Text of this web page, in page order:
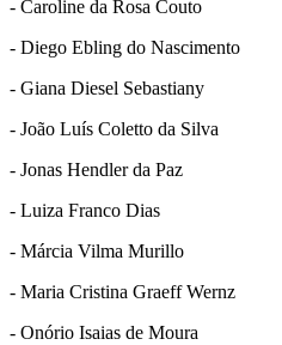
- Caroline da Rosa Couto
- Diego Ebling do Nascimento
- Giana Diesel Sebastiany
- João Luís Coletto da Silva
- Jonas Hendler da Paz
- Luiza Franco Dias
- Márcia Vilma Murillo
- Maria Cristina Graeff Wernz
- Onório Isaias de Moura